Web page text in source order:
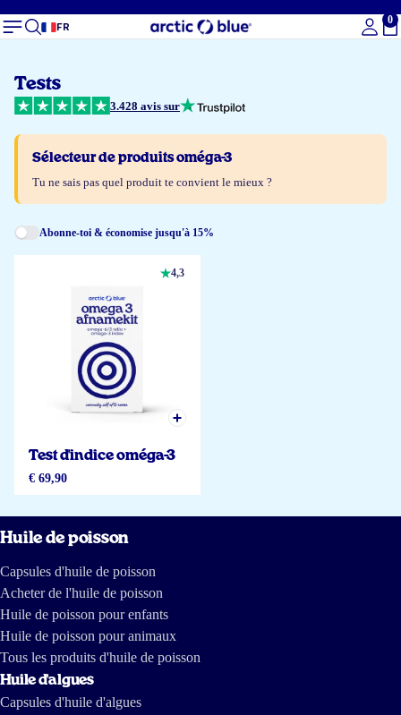
FR
0
Tests
3.428 avis sur
Sélecteur de produits oméga-3
Tu ne sais pas quel produit te convient le mieux ?
Abonne-toi & économise jusqu'à 15%
4,3
Test d'indice oméga-3
€ 69,90
Huile de poisson
Capsules d'huile de poisson
Acheter de l'huile de poisson
Huile de poisson pour enfants
Huile de poisson pour animaux
Tous les produits d'huile de poisson
Huile d'algues
Capsules d'huile d'algues